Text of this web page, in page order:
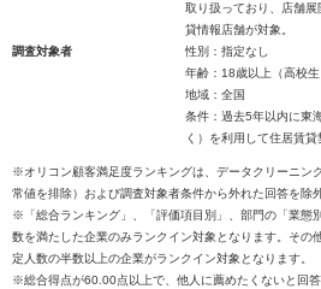
取り扱っており、店舗
貸情報店舗が対象。
調査対象者
性別：指定なし
年齢：18歳以上（高校生
地域：全国
条件：過去5年以内に東
く）を利用して住居賃
※オリコン顧客満足度ランキングは、データクリーニン
常値を排除）および調査対象者条件から外れた回答を除
※「総合ランキング」、「評価項目別」、部門の「業態
数を満たした企業のみランクイン対象となります。その
定人数の半数以上の企業がランクイン対象となります。
※総合得点が60.00点以上で、他人に薦めたくないと回